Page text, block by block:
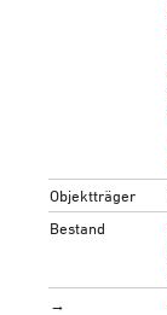
Objektträger
Bestand
→